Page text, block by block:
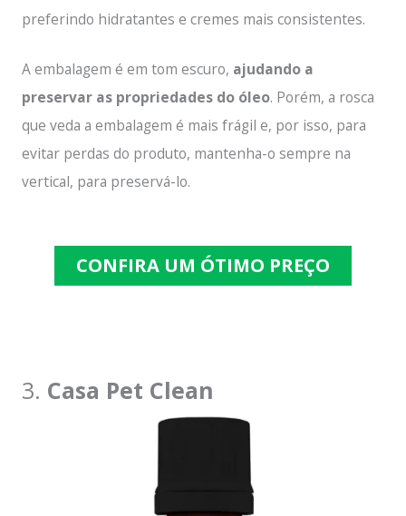
preferindo hidratantes e cremes mais consistentes.
A embalagem é em tom escuro, ajudando a
preservar as propriedades do óleo. Porém, a rosca
que veda a embalagem é mais frágil e, por isso, para
evitar perdas do produto, mantenha-o sempre na
vertical, para preservá-lo.
CONFIRA UM ÓTIMO PREÇO
3. Casa Pet Clean